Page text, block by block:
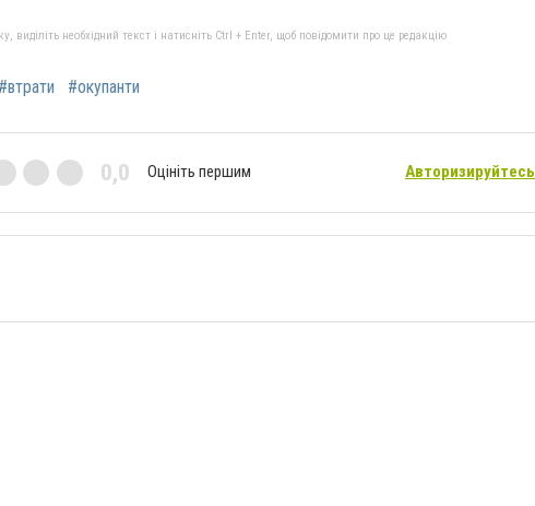
виділіть необхідний текст і натисніть Ctrl + Enter, щоб повідомити про це редакцію
#втрати #окупанти
0,0 Оцініть першим Авторизируйтесь